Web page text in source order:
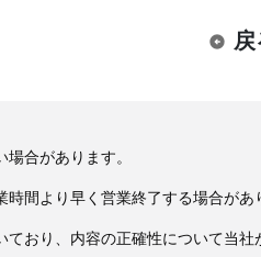
戻
合があります。
間より早く営業終了する場合があ
おり、内容の正確性について当社